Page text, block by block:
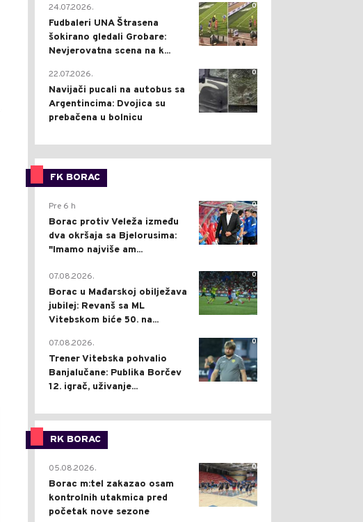
0
24.07.2026.
Fudbaleri UNA Štrasena
šokirano gledali Grobare:
Nevjerovatna scena na k...
0
22.07.2026.
Navijači pucali na autobus sa
Argentincima: Dvojica su
prebačena u bolnicu
FK BORAC
0
Pre 6 h
Borac protiv Veleža između
dva okršaja sa Bjelorusima:
"Imamo najviše am...
0
07.08.2026.
Borac u Mađarskoj obilježava
jubilej: Revanš sa ML
Vitebskom biće 50. na...
0
07.08.2026.
Trener Vitebska pohvalio
Banjalučane: Publika Borčev
12. igrač, uživanje...
RK BORAC
0
05.08.2026.
Borac m:tel zakazao osam
kontrolnih utakmica pred
početak nove sezone